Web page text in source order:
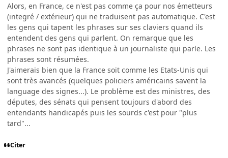
Alors, en France, ce n'est pas comme ça pour nos émetteurs
(integré / extérieur) qui ne traduisent pas automatique. C'est
les gens qui tapent les phrases sur ses claviers quand ils
entendent des gens qui parlent. On remarque que les
phrases ne sont pas identique à un journaliste qui parle. Les
phrases sont résumées.
J'aimerais bien que la France soit comme les Etats-Unis qui
sont très avancés (quelques policiers américains savent la
language des signes...). Le problème est des ministres, des
députes, des sénats qui pensent toujours d'abord des
entendants handicapés puis les sourds c'est pour "plus
tard"...
Citer